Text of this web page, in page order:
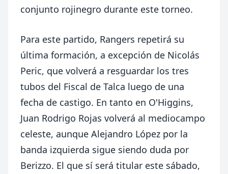
conjunto rojinegro durante este torneo.
Para este partido, Rangers repetirá su
última formación, a excepción de Nicolás
Peric, que volverá a resguardar los tres
tubos del Fiscal de Talca luego de una
fecha de castigo. En tanto en O'Higgins,
Juan Rodrigo Rojas volverá al mediocampo
celeste, aunque Alejandro López por la
banda izquierda sigue siendo duda por
Berizzo. El que sí será titular este sábado,